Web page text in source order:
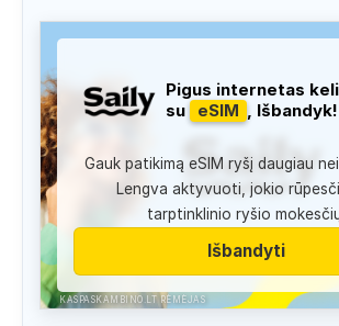
KASPASKAMBINO.LT RĖMĖJAS
Pigus internetas
su
eSIM , Išbandyk!
Gauk patikimą eSIM ryšį daugiau
Lengva aktyvuoti, jokio
tarptinklinio ryšio
Išbandyti